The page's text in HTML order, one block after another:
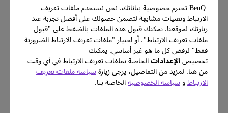
BenQ تحترم خصوصية بياناتك. نحن نستخدم ملفات تعريف
الارتباط وتقنيات مشابهة لتضمن حصولك على أفضل تجربة عند
زيارتك لموقعنا. يمكنك قبول هذه الملفات بالضغط على "قبول
ملفات تعريف الارتباط"، أو اختيار "ملفات تعريف الارتباط الضرورية
فقط" لرفض كل ما هو غير أساسي. يمكنك
تخصيصالإعداداتالخاصة بملفات تعريف الارتباط في أي وقت
من هنا. لمزيد من التفاصيل، يرجى زيارةسياسة ملفات تعريف
الارتباطوسياسة الخصوصيةالخاصة بنا.
الضمان
معلومات الضمان